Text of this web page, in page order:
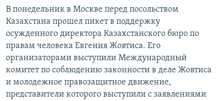
Вернутся
поиску
КЫРГЫЗЧА
ТОҶИКӢ
TÜRKMENÇE
Все сайты РСЕ/РС
В понедельник в Москве перед посольством
Казахстана прошел пикет в поддержку
осужденного директора Казахстанского бюро по
правам человека Евгения Жовтиса. Его
организаторами выступили Международный
комитет по соблюдению законности в деле Жовтиса
и молодежное правозащитное движение,
представители которого выступили с заявлениями